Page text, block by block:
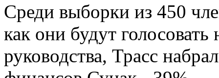
Среди выборки из 450
как они будут
руководства, Трасс